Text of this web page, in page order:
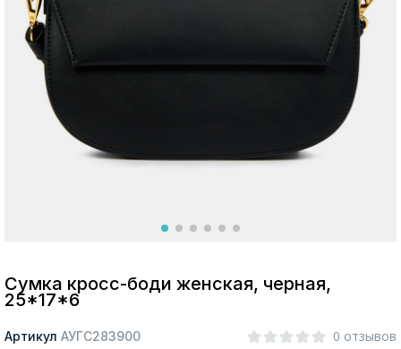
Москва
Да, все верно Изменить город
Сумка кросс-боди женская, черная,
25*17*6
Артикул АУГС283900 0 отзывов